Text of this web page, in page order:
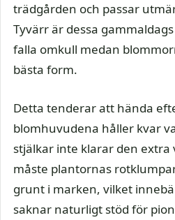
trädgården och passar
Tyvärr är dessa
falla omkull medan
bästa form.
Detta tenderar att hända
blomhuvudena håller kvar
stjälkar inte klarar den extra
måste plantornas
grunt i marken, vilket
saknar naturligt stöd för